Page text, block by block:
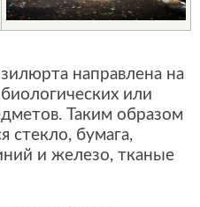
направлена на
или
Таким образом
стекло, бумага,
и железо, тканые